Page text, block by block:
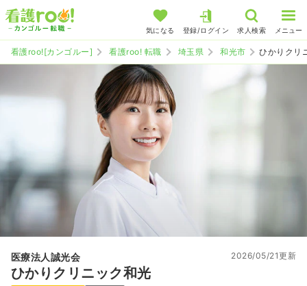
気になる 登録/ログイン 求人検索 メニュー
看護roo![カンゴルー] 看護roo! 転職 埼玉県 和光市 ひかりクリ
医療法人誠光会
ひかりクリニック和光
2026/05/21更新